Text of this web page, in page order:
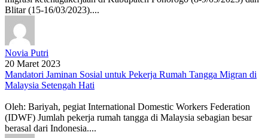
Blitar (15-16/03/2023)....
Novia Putri
20 Maret 2023
Mandatori Jaminan Sosial untuk Pekerja Rumah Tangga Migran di
Malaysia Setengah Hati
Oleh: Bariyah, pegiat International Domestic Workers Federation
(IDWF) Jumlah pekerja rumah tangga di Malaysia sebagian besar
berasal dari Indonesia....